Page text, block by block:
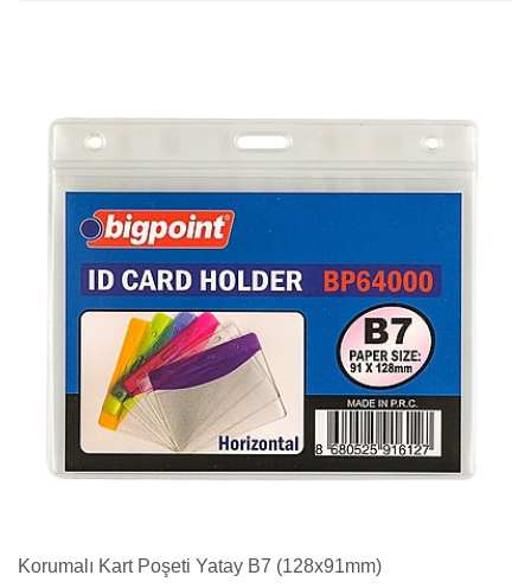
Korumalı Kart Poşeti Yatay B7 (128x91mm)